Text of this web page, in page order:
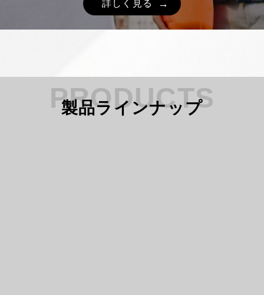
詳しく見る
PRODUCTS
製品ラインナップ